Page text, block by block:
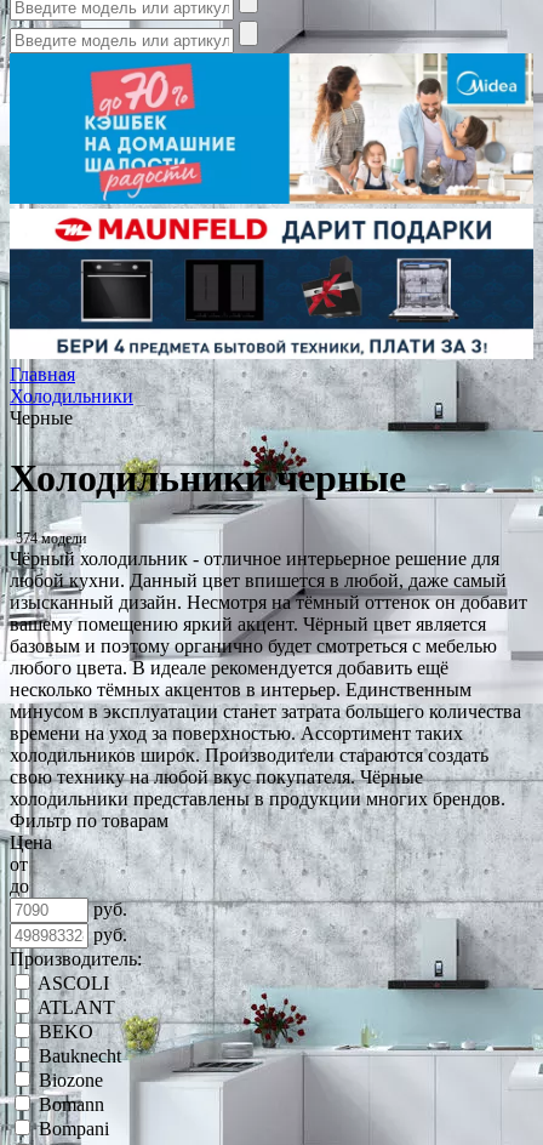
Главная
Холодильники
Черные
Холодильники черные
574 модели
Чёрный холодильник - отличное интерьерное решение для
любой кухни. Данный цвет впишется в любой, даже самый
изысканный дизайн. Несмотря на тёмный оттенок он добавит
вашему помещению яркий акцент. Чёрный цвет является
базовым и поэтому органично будет смотреться с мебелью
любого цвета. В идеале рекомендуется добавить ещё
несколько тёмных акцентов в интерьер. Единственным
минусом в эксплуатации станет затрата большего количества
времени на уход за поверхностью. Ассортимент таких
холодильников широк. Производители стараются создать
свою технику на любой вкус покупателя. Чёрные
холодильники представлены в продукции многих брендов.
Фильтр по товарам
Цена
от
до
руб.
руб.
Производитель:
ASCOLI
ATLANT
BEKO
Bauknecht
Biozone
Bomann
Bompani